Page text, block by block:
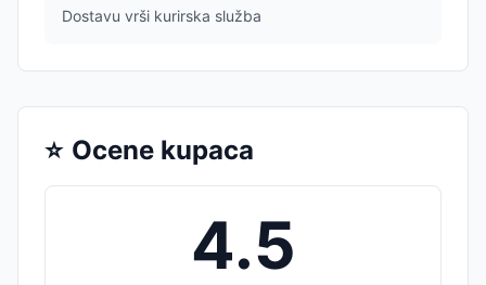
Dostavu vrši kurirska služba
⭐ Ocene kupaca
4.5